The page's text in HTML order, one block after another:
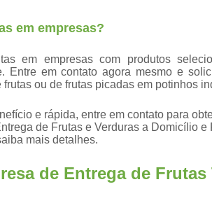
em empresas?
em empresas com produtos
Entre em contato agora mesmo e
ou de frutas picadas em potinhos
e rápida, entre em contato para
de Frutas e Verduras a Domicílio e
mais detalhes.
de Entrega de Frutas